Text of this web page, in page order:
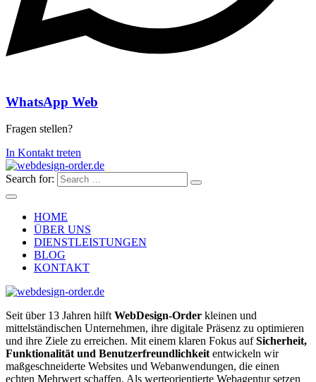
WhatsApp Web
Fragen stellen?
In Kontakt treten
Search for:
HOME
ÜBER UNS
DIENSTLEISTUNGEN
BLOG
KONTAKT
Seit über 13 Jahren hilft WebDesign-Order kleinen und
mittelständischen Unternehmen, ihre digitale Präsenz zu optimieren
und ihre Ziele zu erreichen. Mit einem klaren Fokus aufSicherheit,
Funktionalität und Benutzerfreundlichkeit entwickeln wir
maßgeschneiderte Websites und Webanwendungen, die einen
echten Mehrwert schaffen. Als werteorientierte Webagentur setzen